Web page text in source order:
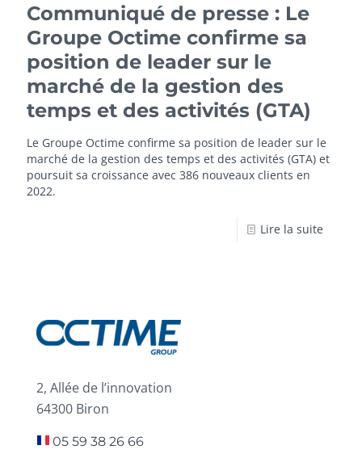
Communiqué de presse : Le
Groupe Octime confirme sa
position de leader sur le
marché de la gestion des
temps et des activités (GTA)
Le Groupe Octime confirme sa position de leader sur le
marché de la gestion des temps et des activités (GTA) et
poursuit sa croissance avec 386 nouveaux clients en
2022.
Lire la suite
2, Allée de l’innovation
64300 Biron
05 59 38 26 66